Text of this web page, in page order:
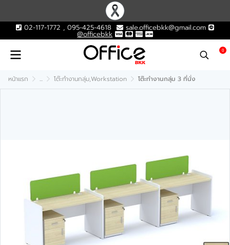
02-117-1772 , 095-425-4618 sale.officebkk@gmail.com
@officebkk
0
หน้าแรก ... โต๊ะทำงานกลุ่ม,Workstation โต๊ะทำงานกลุ่ม 3 ที่นั่ง